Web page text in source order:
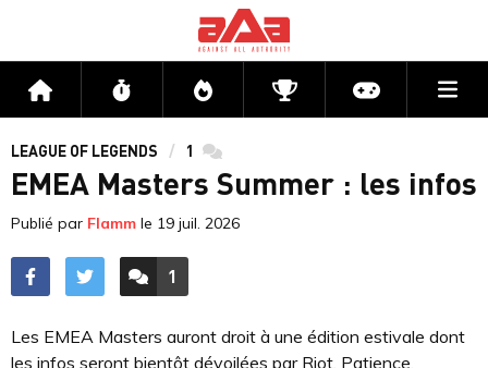
Accueil Flux Directs CompétitionsActu jeux
LEAGUE OF LEGENDS 1 commentaires
EMEA Masters Summer : les infos
Publié par Flamm le 19 juil. 2026
ACCÉDER AUX
1
COMMENTAIRES
Les EMEA Masters auront droit à une édition estivale dont
les infos seront bientôt dévoilées par Riot. Patience.